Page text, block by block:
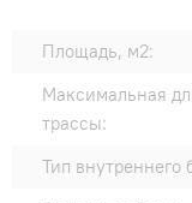
Площадь, м2:
Максимальная
трассы:
Тип внутреннего